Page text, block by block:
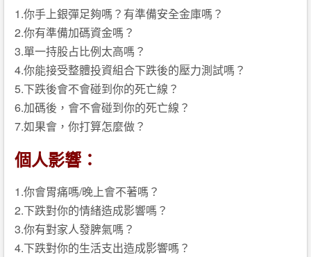
1.你手上銀彈足夠嗎？有準備安全金庫嗎？
2.你有準備加碼資金嗎？
3.單一持股占比例太高嗎？
4.你能接受整體投資組合下跌後的壓力測試嗎？
5.下跌後會不會碰到你的死亡線？
6.加碼後，會不會碰到你的死亡線？
7.如果會，你打算怎麼做？
個人影響：
1.你會胃痛嗎/晚上會不著嗎？
2.下跌對你的情緒造成影響嗎？
3.你有對家人發脾氣嗎？
4.下跌對你的生活支出造成影響嗎？